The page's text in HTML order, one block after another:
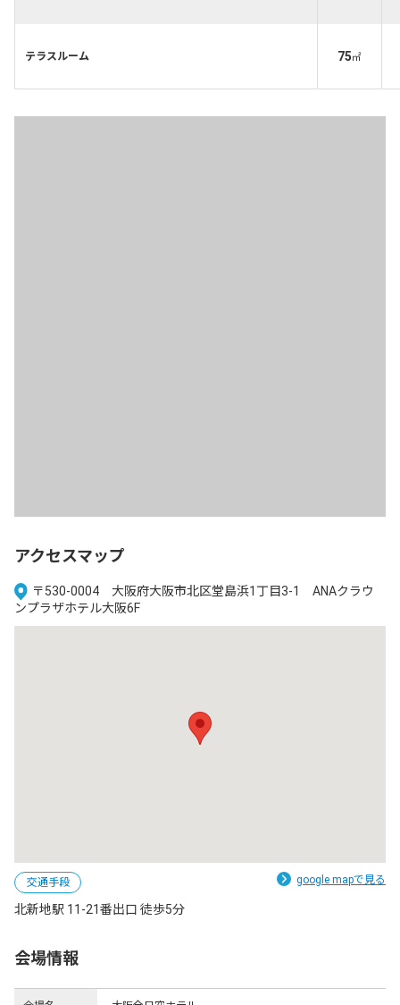
テラスルーム 75㎡
アクセスマップ
〒530-0004 大阪府大阪市北区堂島浜1丁目3-1 ANAクラウ
ンプラザホテル大阪6F
google mapで見る
交通手段
北新地駅 11-21番出口 徒歩5分
会場情報